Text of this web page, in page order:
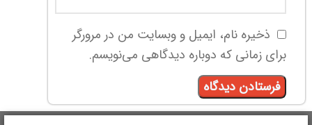
ذخیره نام، ایمیل و وبسایت من در مرورگر
برای زمانی که دوباره دیدگاهی می‌نویسم.